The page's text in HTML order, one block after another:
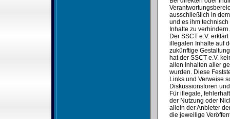
ausschließlich in
und es ihm
Inhalte zu verhindern.
Der SSCT e.V.
illegalen Inhalte auf
zukünftige
hat der SSCT e.V.
allen Inhalten aller
wurden. Diese
Links und Verweise
Diskussionsforen
Für illegale,
der Nutzung oder
allein der Anbieter
die jeweilige